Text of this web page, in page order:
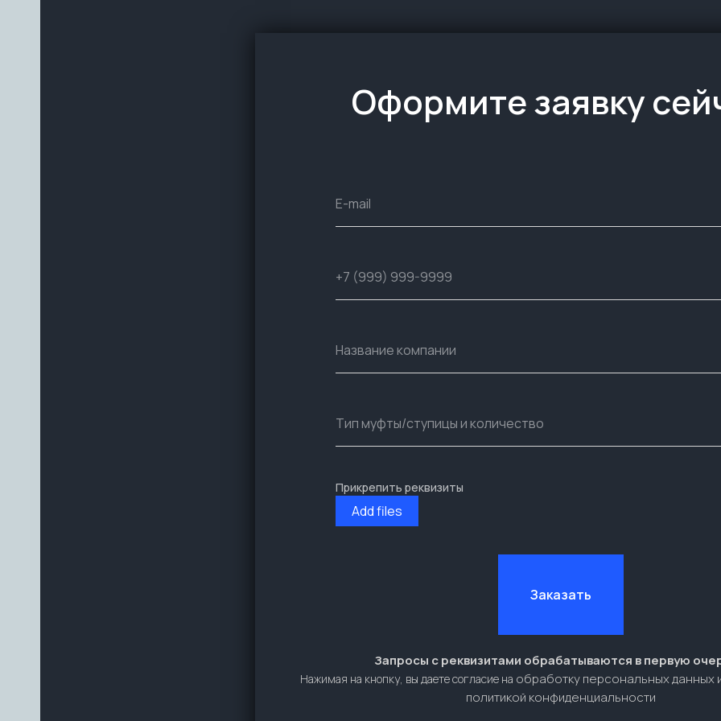
Оформите заявку
Прикрепить реквизиты
Add files
Заказать
Запросы с реквизитами обрабатываются в первую
Нажимая на кнопку, вы даете согласие на обработку персональных данных
политикой конфиденциальности